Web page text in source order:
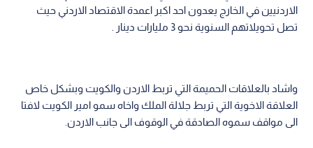
الاردنيين في الخارج يعدون احد اكبر اعمدة الاقتصاد الاردني حيث
تصل تحويلاتهم السنوية نحو 3 مليارات دينار .
واشاد بالعلاقات الحميمة التي تربط الاردن والكويت وبشكل خاص
العلاقة الاخوية التي تربط جلالة الملك واخاه سمو امير الكويت لافتا
الى مواقف سموه الصادقة في الوقوف الى جانب الاردن.